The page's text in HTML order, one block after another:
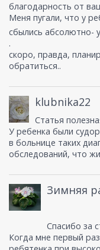
благодарность от
Меня пугали, что у
сбылись абсолютно-
.
скоро, правда,
обратиться..
klubnika22
Статья
У ребенка были
в больнице таких
обследований, что
Зимняя
Спасибо за
Когда мне первый